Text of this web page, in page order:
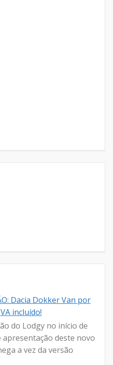
Dacia Dokker Van por
incluído!
do Lodgy no início de
apresentação deste novo
a vez da versão